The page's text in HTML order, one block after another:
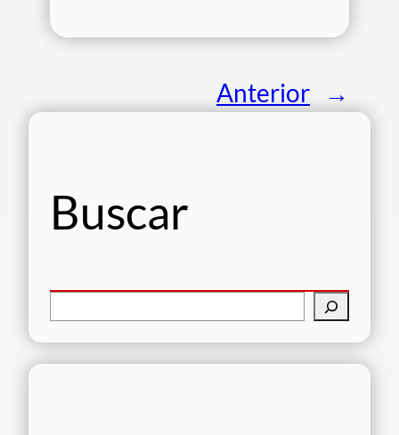
Anterior →
Buscar
e
s
q